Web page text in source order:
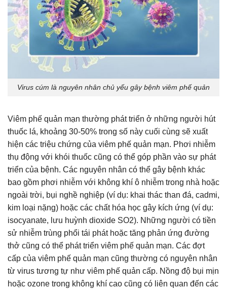
Virus cúm là nguyên nhân chủ yếu gây bệnh viêm phế quản
Viêm phế quản mạn thường phát triển ở những người hút
thuốc lá, khoảng 30-50% trong số này cuối cùng sẽ xuất
hiện các triệu chứng của viêm phế quản mạn. Phơi nhiễm
thụ động với khói thuốc cũng có thể góp phần vào sự phát
triển của bệnh. Các nguyên nhân có thể gây bệnh khác
bao gồm phơi nhiễm với không khí ô nhiễm trong nhà hoặc
ngoài trời, bụi nghề nghiệp (ví dụ: khai thác than đá, cadmi,
kim loại nặng) hoặc các chất hóa học gây kích ứng (ví dụ:
isocyanate, lưu huỳnh dioxide SO2). Những người có tiền
sử nhiễm trùng phổi tái phát hoặc tăng phản ứng đường
thở cũng có thể phát triển viêm phế quản mạn. Các đợt
cấp của viêm phế quản mạn cũng thường có nguyên nhân
từ virus tương tự như viêm phế quản cấp. Nồng độ bụi mịn
hoặc ozone trong không khí cao cũng có liên quan đến các